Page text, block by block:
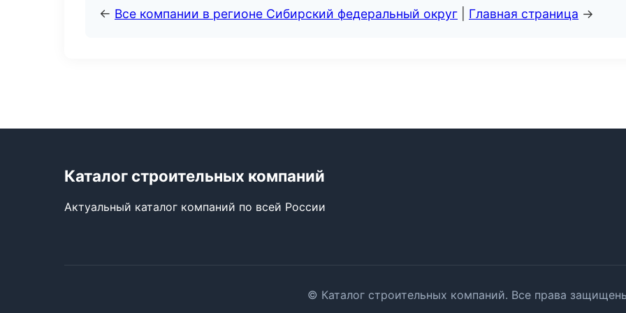
← Все компании в регионе Сибирский федеральный округ Главная страница →
Каталог строительных компаний
Актуальный каталог компаний по всей России
© Каталог строительных компаний. Все права